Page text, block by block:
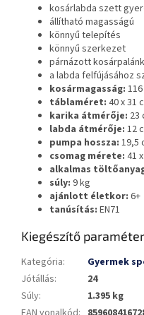
kosárlabda szett
állítható magasságú
könnyű telepítés
könnyű szerkezet
párnázott kosárpalánk
a labda felfújásához
kosármagasság:
táblaméret: 40 x 31
karika átmérője: 23
labda átmérője: 12
pumpa hossza: 19,5
csomag mérete: 41
alkalmas
súly: 9 kg
ajánlott életkor: 6+
tanúsítás: EN71
Kiegészítő
Kategória:
Gyermek
Jótállás:
24
Súly:
1.395 kg